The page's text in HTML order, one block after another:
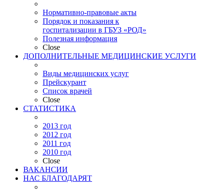
Нормативно-правовые акты
Порядок и показания к
госпитализации в ГБУЗ «РОД»
Полезная информация
Close
ДОПОЛНИТЕЛЬНЫЕ МЕДИЦИНСКИЕ УСЛУГИ
Виды медицинских услуг
Прейскурант
Список врачей
Close
СТАТИСТИКА
2013 год
2012 год
2011 год
2010 год
Close
ВАКАНСИИ
НАС БЛАГОДАРЯТ